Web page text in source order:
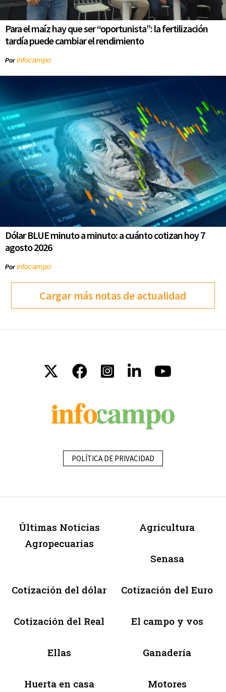
Para el maíz hay que ser “oportunista”: la fertilización
tardía puede cambiar el rendimiento
Porinfocampo
Dólar BLUE minuto a minuto: a cuánto cotizan hoy 7
agosto 2026
Porinfocampo
Cargar más notas de actualidad
POLÍTICA DE PRIVACIDAD
Últimas Noticias
Agropecuarias
Agricultura
Senasa
Cotización del dólar Cotización del Euro
Cotización del Real El campo y vos
Ellas Ganadería
Huerta en casa Motores